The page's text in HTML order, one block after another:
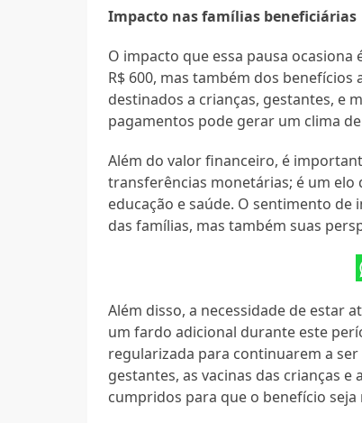
Impacto nas famílias beneficiárias
O impacto que essa pausa
R$ 600, mas também dos benefícios
destinados a crianças, gestantes, e
pagamentos pode gerar um clima
Além do valor financeiro, é
transferências monetárias; é um elo
educação e saúde. O sentimento
das famílias, mas também suas
Além disso, a necessidade de estar
um fardo adicional durante este
regularizada para continuarem a
gestantes, as vacinas das crianças
cumpridos para que o benefício seja